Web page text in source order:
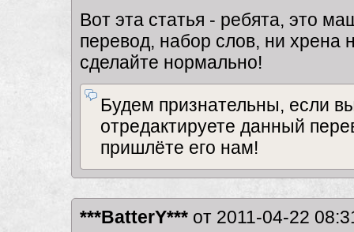
Вот эта статья - ребята, это
перевод, набор слов, ни хрена
сделайте нормально!
Будем признательны, если
отредактируете данный
пришлёте его нам!
***BatterY*** от 2011-04-22